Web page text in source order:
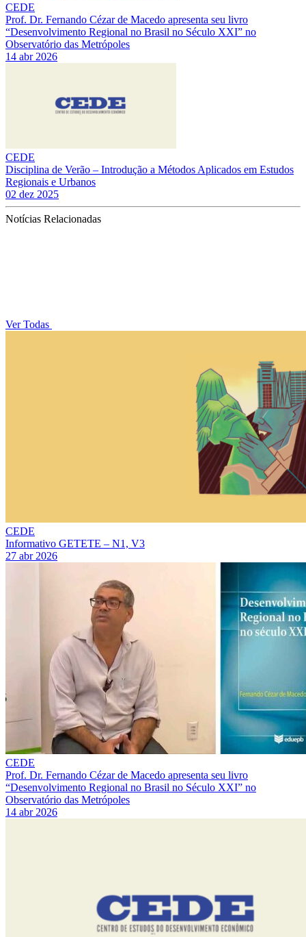
CEDE
Prof. Dr. Fernando Cézar de Macedo apresenta seu livro
“Desenvolvimento Regional no Brasil no Século XXI” no
Observatório das Metrópoles
14 abr 2026
CEDE
Disciplina de Verão – Introdução a Métodos Aplicados em Estudos
Regionais e Urbanos
02 dez 2025
Notícias Relacionadas
Ver Todas
CEDE
Informativo GETETE – N1, V3
27 abr 2026
CEDE
Prof. Dr. Fernando Cézar de Macedo apresenta seu livro
“Desenvolvimento Regional no Brasil no Século XXI” no
Observatório das Metrópoles
14 abr 2026